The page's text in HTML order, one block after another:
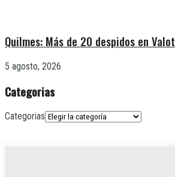
Quilmes: Más de 20 despidos en Valot
5 agosto, 2026
Categorias
Categorias